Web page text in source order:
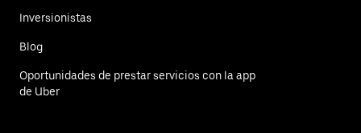
Inversionistas
Blog
Oportunidades de prestar servicios con la app
de Uber